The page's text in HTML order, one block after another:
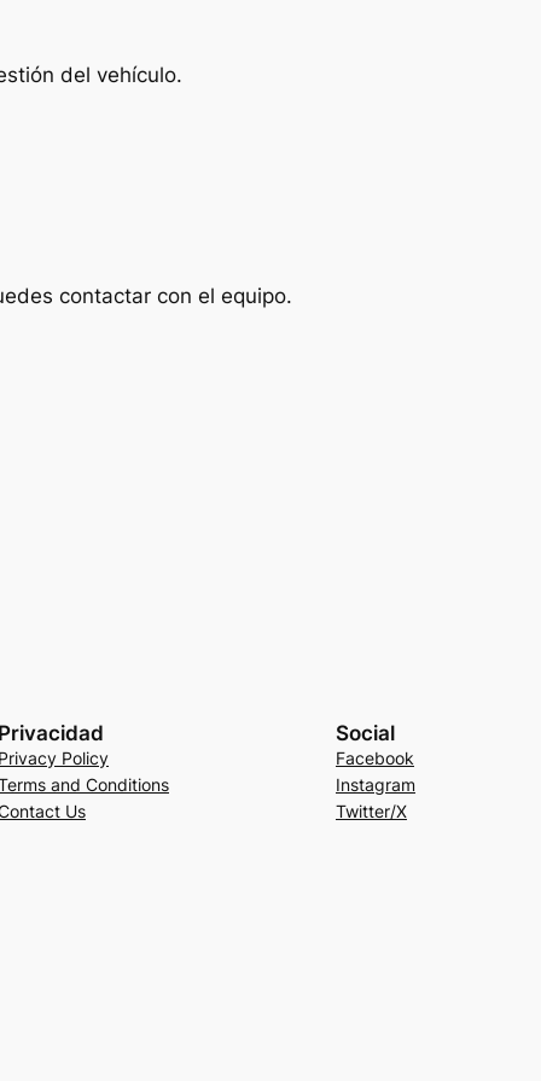
del vehículo.
contactar con el equipo.
Policy
and Conditions
Us
Social
Facebook
Instagram
Twitter/X